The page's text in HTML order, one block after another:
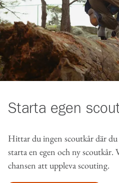
Starta egen
Hittar du ingen scoutkår där
starta en egen och ny scoutkår.
chansen att uppleva scouting.